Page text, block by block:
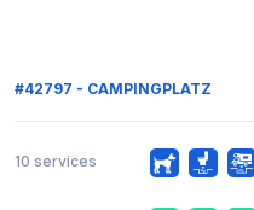
#42797 - CAMPINGPLATZ
10 services